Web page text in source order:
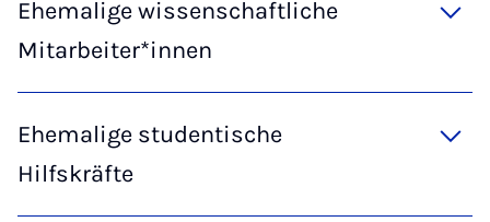
Ehemalige wissenschaftliche
Mitarbeiter*innen
Ehemalige studentische
Hilfskräfte